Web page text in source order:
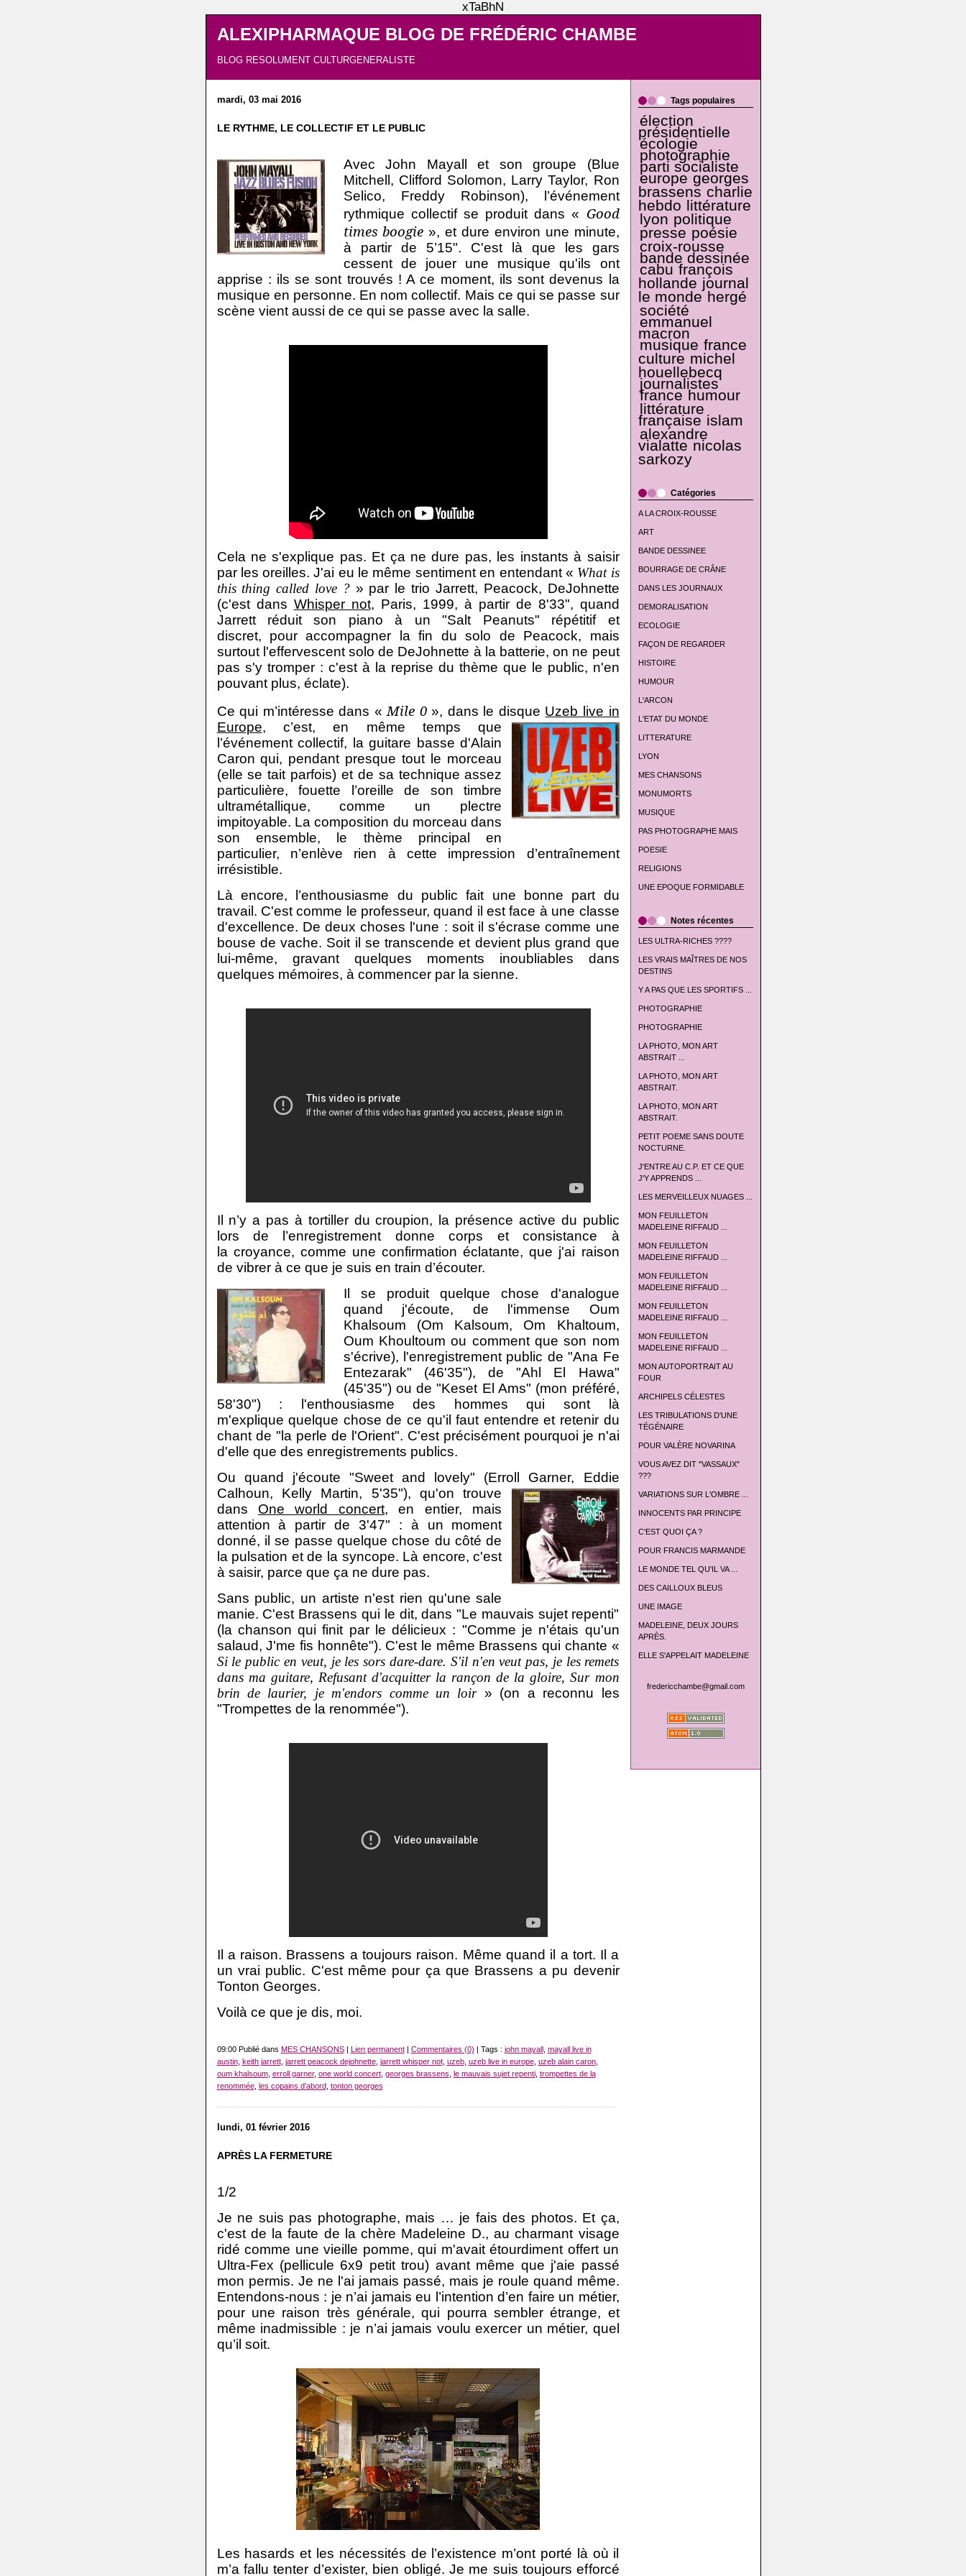
xTaBhN
ALEXIPHARMAQUE BLOG DE FRÉDÉRIC CHAMBE
BLOG RESOLUMENT CULTURGENERALISTE
Tags populaires
élection
présidentielle
écologie
photographie
parti socialiste
europe georges
brassens charlie
hebdo littérature
lyon politique
presse poésie
croix-rousse
bande dessinée
cabu françois
hollande journal
le monde hergé
société
emmanuel
macron
musique france
culture michel
houellebecq
journalistes
france humour
littérature
française islam
alexandre
vialatte nicolas
sarkozy
Catégories
A LA CROIX-ROUSSE
ART
BANDE DESSINEE
BOURRAGE DE CRÂNE
DANS LES JOURNAUX
DEMORALISATION
ECOLOGIE
FAÇON DE REGARDER
HISTOIRE
HUMOUR
L'ARCON
L'ETAT DU MONDE
LITTERATURE
LYON
MES CHANSONS
MONUMORTS
MUSIQUE
PAS PHOTOGRAPHE MAIS
POESIE
RELIGIONS
UNE EPOQUE FORMIDABLE
Notes récentes
LES ULTRA-RICHES ????
LES VRAIS MAÎTRES DE NOS
DESTINS
Y A PAS QUE LES SPORTIFS ...
PHOTOGRAPHIE
PHOTOGRAPHIE
LA PHOTO, MON ART
ABSTRAIT ...
LA PHOTO, MON ART
ABSTRAIT.
LA PHOTO, MON ART
ABSTRAIT.
PETIT POEME SANS DOUTE
NOCTURNE.
J'ENTRE AU C.P. ET CE QUE
J'Y APPRENDS ...
LES MERVEILLEUX NUAGES ...
MON FEUILLETON
MADELEINE RIFFAUD ...
MON FEUILLETON
MADELEINE RIFFAUD ...
MON FEUILLETON
MADELEINE RIFFAUD ...
MON FEUILLETON
MADELEINE RIFFAUD ...
MON FEUILLETON
MADELEINE RIFFAUD ...
MON AUTOPORTRAIT AU
FOUR
ARCHIPELS CÉLESTES
LES TRIBULATIONS D'UNE
TÉGÉNAIRE
POUR VALÈRE NOVARINA
VOUS AVEZ DIT "VASSAUX"
???
VARIATIONS SUR L'OMBRE ...
INNOCENTS PAR PRINCIPE
C'EST QUOI ÇA ?
POUR FRANCIS MARMANDE
LE MONDE TEL QU'IL VA ...
DES CAILLOUX BLEUS
UNE IMAGE
MADELEINE, DEUX JOURS
APRÈS.
ELLE S'APPELAIT MADELEINE
fredericchambe@gmail.com
mardi, 03 mai 2016
LE RYTHME, LE COLLECTIF ET LE PUBLIC
Avec John Mayall et son groupe (Blue
Mitchell, Clifford Solomon, Larry Taylor, Ron
Selico, Freddy Robinson), l’événement
rythmique collectif se produit dans « Good
times boogie », et dure environ une minute,
à partir de 5’15". C'est là que les gars
cessent de jouer une musique qu'ils ont
apprise : ils se sont trouvés ! A ce moment, ils sont devenus la
musique en personne. En nom collectif. Mais ce qui se passe sur
scène vient aussi de ce qui se passe avec la salle.
Cela ne s'explique pas. Et ça ne dure pas, les instants à saisir
par les oreilles. J'ai eu le même sentiment en entendant « What is
this thing called love ? » par le trio Jarrett, Peacock, DeJohnette
(c'est dans Whisper not, Paris, 1999, à partir de 8'33", quand
Jarrett réduit son piano à un "Salt Peanuts" répétitif et
discret, pour accompagner la fin du solo de Peacock, mais
surtout l'effervescent solo de DeJohnette à la batterie, on ne peut
pas s'y tromper : c'est à la reprise du thème que le public, n'en
pouvant plus, éclate).
Ce qui m’intéresse dans « Mile 0», dans le disque Uzeb live in
Europe, c’est, en même temps que
l’événement collectif, la guitare basse d'Alain
Caron qui, pendant presque tout le morceau
(elle se tait parfois) et de sa technique assez
particulière, fouette l’oreille de son timbre
ultramétallique, comme un plectre
impitoyable. La composition du morceau dans
son ensemble, le thème principal en
particulier, n’enlève rien à cette impression d’entraînement
irrésistible.
Là encore, l’enthousiasme du public fait une bonne part du
travail. C'est comme le professeur, quand il est face à une classe
d'excellence. De deux choses l'une : soit il s'écrase comme une
bouse de vache. Soit il se transcende et devient plus grand que
lui-même, gravant quelques moments inoubliables dans
quelques mémoires, à commencer par la sienne.
Il n’y a pas à tortiller du croupion, la présence active du public
lors de l’enregistrement donne corps et consistance à
la croyance, comme une confirmation éclatante, que j'ai raison
de vibrer à ce que je suis en train d’écouter.
Il se produit quelque chose d'analogue
quand j'écoute, de l'immense Oum
Khalsoum (Om Kalsoum, Om Khaltoum,
Oum Khoultoum ou comment que son nom
s'écrive), l'enregistrement public de "Ana Fe
Entezarak" (46'35"), de "Ahl El Hawa"
(45'35") ou de "Keset El Ams" (mon préféré,
58'30") : l'enthousiasme des hommes qui sont là
m'explique quelque chose de ce qu'il faut entendre et retenir du
chant de "la perle de l'Orient". C'est précisément pourquoi je n'ai
d'elle que des enregistrements publics.
Ou quand j'écoute "Sweet and lovely" (Erroll Garner, Eddie
Calhoun, Kelly Martin, 5'35"), qu'on trouve
dans One world concert, en entier, mais
attention à partir de 3'47" : à un moment
donné, il se passe quelque chose du côté de
la pulsation et de la syncope. Là encore, c'est
à saisir, parce que ça ne dure pas.
Sans public, un artiste n'est rien qu'une sale
manie. C'est Brassens qui le dit, dans "Le mauvais sujet repenti"
(la chanson qui finit par le délicieux : "Comme je n'étais qu'un
salaud, J'me fis honnête"). C'est le même Brassens qui chante «
Si le public en veut, je les sors dare-dare. S'il n'en veut pas, je les remets
dans ma guitare, Refusant d'acquitter la rançon de la gloire, Sur mon
brin de laurier, je m'endors comme un loir » (on a reconnu les
"Trompettes de la renommée").
Il a raison. Brassens a toujours raison. Même quand il a tort. Il a
un vrai public. C'est même pour ça que Brassens a pu devenir
Tonton Georges.
Voilà ce que je dis, moi.
09:00 Publié dans MES CHANSONS| Lien permanent| Commentaires (0) | Tags : john mayall, mayall live in
austin, keith jarrett, jarrett peacock dejohnette, jarrett whisper not, uzeb, uzeb live in europe, uzeb alain caron,
oum khalsoum, erroll garner, one world concert, georges brassens le mauvais sujet repenti, trompettes de la
renommée, les copains d'abord, tonton georges
lundi, 01 février 2016
APRÈS LA FERMETURE
1/2
Je ne suis pas photographe, mais … je fais des photos. Et ça,
c'est de la faute de la chère Madeleine D., au charmant visage
ridé comme une vieille pomme, qui m'avait étourdiment offert un
Ultra-Fex (pellicule 6x9 petit trou) avant même que j'aie passé
mon permis. Je ne l'ai jamais passé, mais je roule quand même.
Entendons-nous : je n’ai jamais eu l’intention d’en faire un métier,
pour une raison très générale, qui pourra sembler étrange, et
même inadmissible : je n’ai jamais voulu exercer un métier, quel
qu’il soit.
Les hasards et les nécessités de l’existence m’ont porté là où il
m’a fallu tenter d’exister, bien obligé. Je me suis toujours efforcé